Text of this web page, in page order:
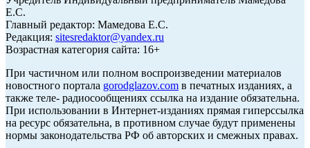
Е.С.
Главный редактор: Мамедова Е.С.
Редакция: sitesredaktor@yandex.ru
Возрастная категория сайта: 16+
При частичном или полном воспроизведении материалов
новостного портала gorodglazov.com в печатных изданиях, а
также теле- радиосообщениях ссылка на издание обязательна.
При использовании в Интернет-изданиях прямая гиперссылка
на ресурс обязательна, в противном случае будут применены
нормы законодательства РФ об авторских и смежных правах.